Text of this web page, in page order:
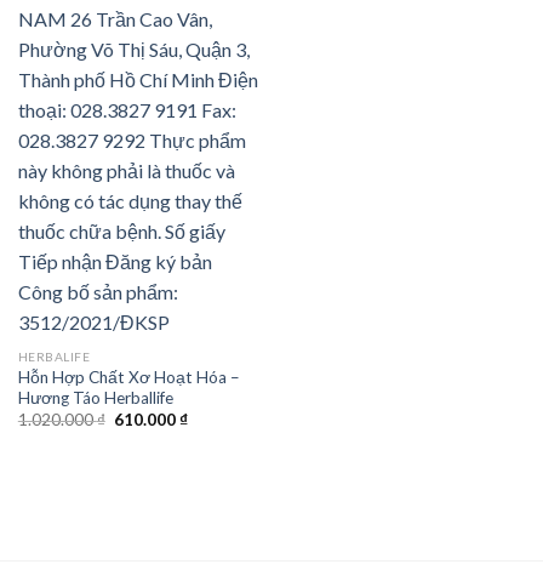
HERBALIFE
Hỗn Hợp Chất Xơ Hoạt Hóa –
Hương Táo Herballife
1.020.000₫ Original
610.000₫Current